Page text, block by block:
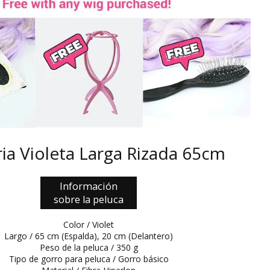
lobo
de 17.0mm
de 20.0mm
de 22.0mm
Violeta Larga Rizada 65cm
Información
sobre la peluca
Color / Violet
Largo / 65 cm (Espalda), 20 cm (Delantero)
Peso de la peluca / 350 g
Tipo de gorro para peluca / Gorro básico